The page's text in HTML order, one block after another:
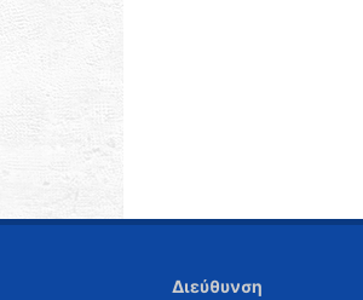
Διεύθυνση